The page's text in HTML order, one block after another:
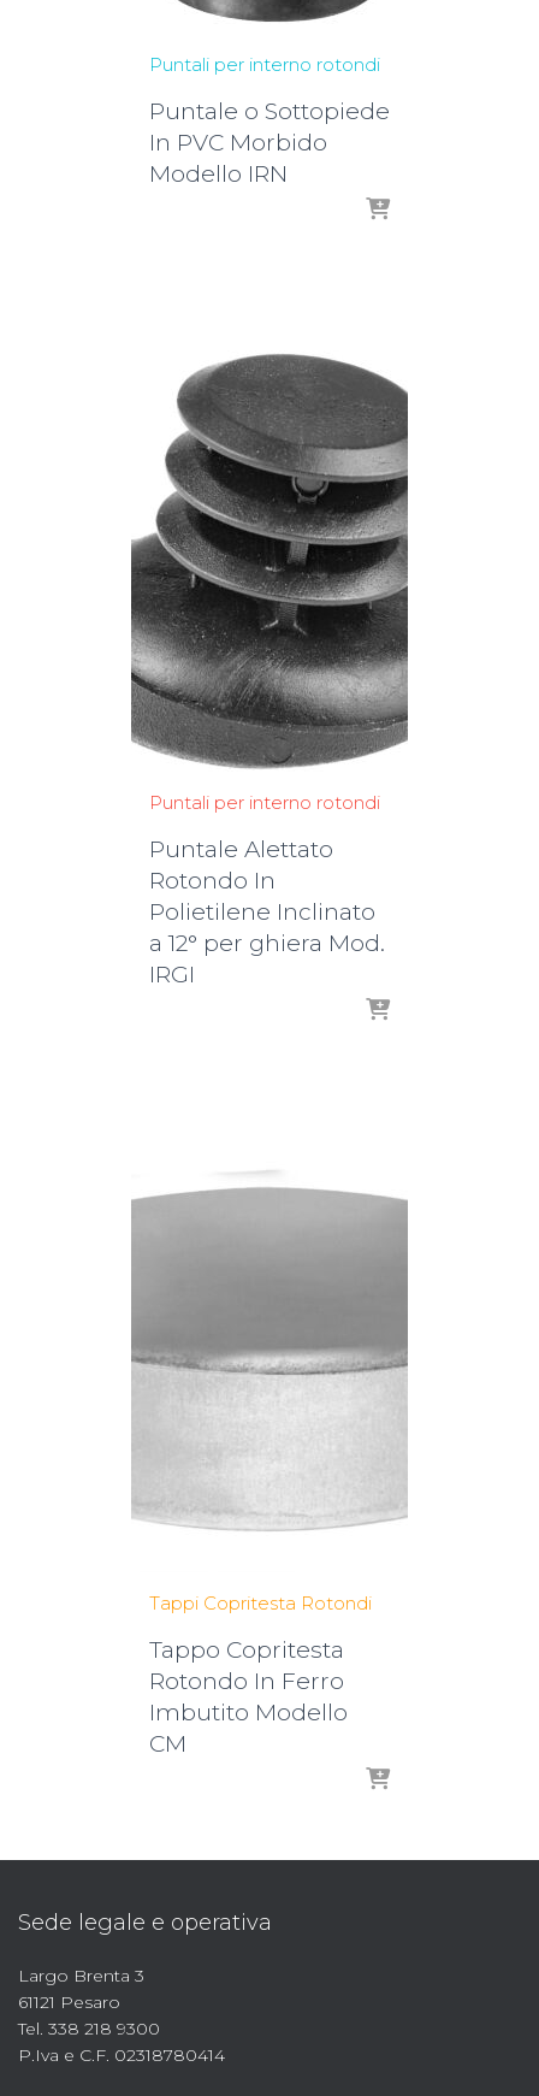
Puntali per interno rotondi
Puntale o Sottopiede
In PVC Morbido
Modello IRN
Puntali per interno rotondi
Puntale Alettato
Rotondo In
Polietilene Inclinato
a 12° per ghiera Mod.
IRGI
Tappi Copritesta Rotondi
Tappo Copritesta
Rotondo In Ferro
Imbutito Modello
CM
Sede legale e operativa
Largo Brenta 3
61121 Pesaro
Tel. 338 218 9300
P.Iva e C.F. 02318780414